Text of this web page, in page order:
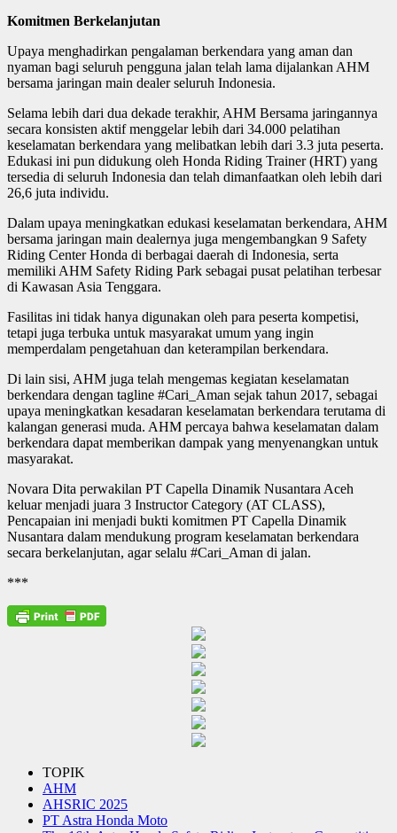
Komitmen Berkelanjutan
Upaya menghadirkan pengalaman berkendara yang aman dan
nyaman bagi seluruh pengguna jalan telah lama dijalankan AHM
bersama jaringan main dealer seluruh Indonesia.
Selama lebih dari dua dekade terakhir, AHM Bersama jaringannya
secara konsisten aktif menggelar lebih dari 34.000 pelatihan
keselamatan berkendara yang melibatkan lebih dari 3.3 juta peserta.
Edukasi ini pun didukung oleh Honda Riding Trainer (HRT) yang
tersedia di seluruh Indonesia dan telah dimanfaatkan oleh lebih dari
26,6 juta individu.
Dalam upaya meningkatkan edukasi keselamatan berkendara, AHM
bersama jaringan main dealernya juga mengembangkan 9 Safety
Riding Center Honda di berbagai daerah di Indonesia, serta
memiliki AHM Safety Riding Park sebagai pusat pelatihan terbesar
di Kawasan Asia Tenggara.
Fasilitas ini tidak hanya digunakan oleh para peserta kompetisi,
tetapi juga terbuka untuk masyarakat umum yang ingin
memperdalam pengetahuan dan keterampilan berkendara.
Di lain sisi, AHM juga telah mengemas kegiatan keselamatan
berkendara dengan tagline #Cari_Aman sejak tahun 2017, sebagai
upaya meningkatkan kesadaran keselamatan berkendara terutama di
kalangan generasi muda. AHM percaya bahwa keselamatan dalam
berkendara dapat memberikan dampak yang menyenangkan untuk
masyarakat.
Novara Dita perwakilan PT Capella Dinamik Nusantara Aceh
keluar menjadi juara 3 Instructor Category (AT CLASS),
Pencapaian ini menjadi bukti komitmen PT Capella Dinamik
Nusantara dalam mendukung program keselamatan berkendara
secara berkelanjutan, agar selalu #Cari_Aman di jalan.
***
TOPIK
AHM
AHSRIC 2025
PT Astra Honda Moto